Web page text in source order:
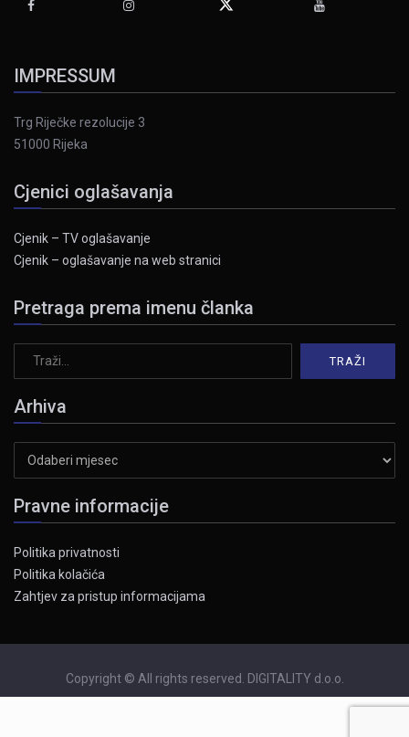
IMPRESSUM
Trg Riječke rezolucije 3
51000 Rijeka
Cjenici oglašavanja
Cjenik – TV oglašavanje
Cjenik – oglašavanje na web stranici
Pretraga prema imenu članka
Arhiva
Pravne informacije
Politika privatnosti
Politika kolačića
Zahtjev za pristup informacijama
Copyright © All rights reserved. DIGITALITY d.o.o.